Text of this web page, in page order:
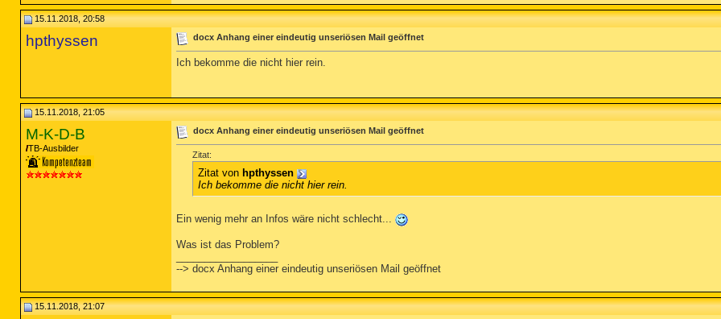
15.11.2018, 20:58
hpthyssen docx Anhang einer eindeutig unseriösen Mail geöffnet
Ich bekomme die nicht hier rein.
15.11.2018, 21:05
M-K-D-B
TB-Ausbilder
docx Anhang einer eindeutig unseriösen Mail geöffnet
Zitat:
Zitat von hpthyssen
Ich bekomme die nicht hier rein.
Ein wenig mehr an Infos wäre nicht schlecht...
Was ist das Problem?
--> docx Anhang einer eindeutig unseriösen Mail geöffnet
15.11.2018, 21:07